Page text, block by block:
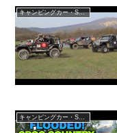
キャンピングカー・SUV人気車種